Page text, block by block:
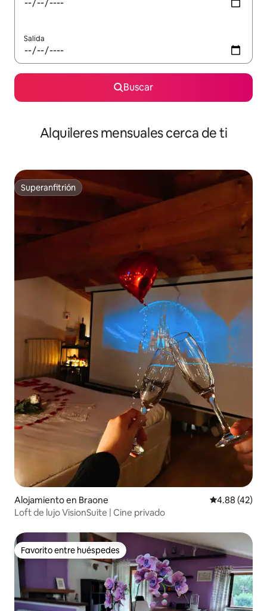
Salida
Buscar
Alquileres mensuales cerca de ti
Superanfitrión
Superanfitrión
Alojamiento en Braone Calificación
4.88 (42)
Loft de lujo VisionSuite | Cine privado
Favorito entre huéspedes
Favorito entre huéspedes